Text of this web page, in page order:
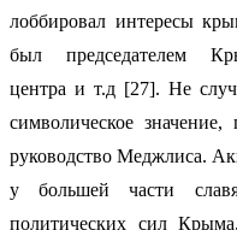
лоббировал интересы
был председателем
центра и т.д [27]. Не
символическое
руководство Меджлиса.
у большей части
политических сил